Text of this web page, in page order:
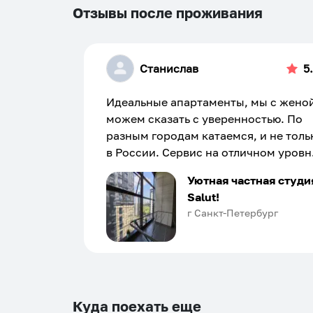
Отзывы после проживания
Станислав
Идеальные апартаменты, мы с
можем сказать с уверенностью. По
разным городам катаемся, и не
в России. Сервис на отличном
Хозяин апартаментов доброй души
человек, всегда можно
подскажет что как и почему.
Рекомендуем на 100% и вам, и
и сами будем приезжать еще...
Уютная частная
Salut!
г Санкт-Петербург
Куда поехать еще